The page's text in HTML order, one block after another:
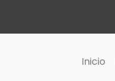
Inicio